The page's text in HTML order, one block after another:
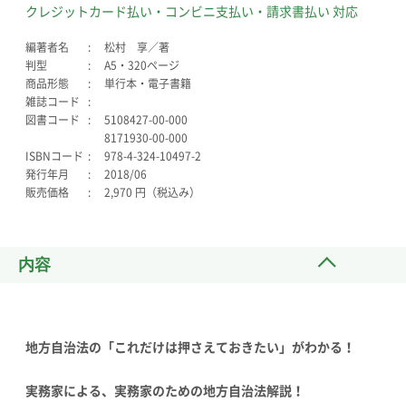
クレジットカード払い・コンビニ支払い・請求書払い 対応
編著者名
松村 享／著
判型
A5・320ページ
商品形態
単行本・電子書籍
雑誌コード
図書コード
5108427-00-000
8171930-00-000
ISBNコード
978-4-324-10497-2
発行年月
2018/06
販売価格
2,970 円（税込み）
内容
地方自治法の「これだけは押さえておきたい」がわかる！
実務家による、実務家のための地方自治法解説！